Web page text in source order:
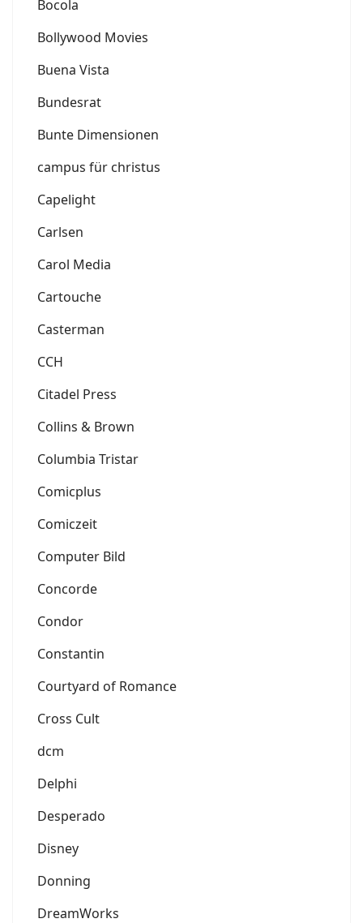
Bocola
Bollywood Movies
Buena Vista
Bundesrat
Bunte Dimensionen
campus für christus
Capelight
Carlsen
Carol Media
Cartouche
Casterman
CCH
Citadel Press
Collins & Brown
Columbia Tristar
Comicplus
Comiczeit
Computer Bild
Concorde
Condor
Constantin
Courtyard of Romance
Cross Cult
dcm
Delphi
Desperado
Disney
Donning
DreamWorks